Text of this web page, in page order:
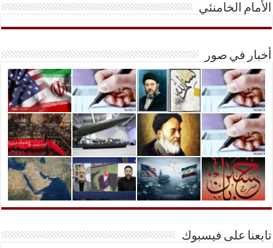
الأمام الخامنئي
أخبار في صور
تابعنا على فيسبوك